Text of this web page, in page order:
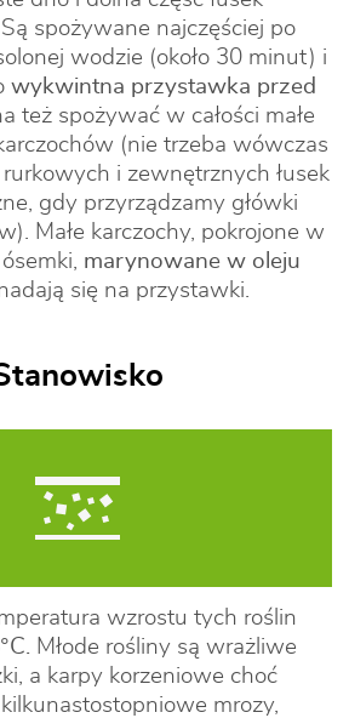
spożywane najczęściej po
wodzie (około 30 minut) i
wykwintna przystawka przed
też spożywać w całości małe
(nie trzeba wówczas
i zewnętrznych łusek
gdy przyrządzamy główki
Małe karczochy, pokrojone w
marynowane w oleju
się na przystawki.
wzrostu tych roślin
Młode rośliny są wrażliwe
a karpy korzeniowe choć
mrozy,